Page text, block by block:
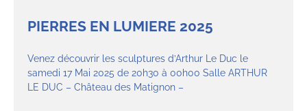
PIERRES EN LUMIERE 2025
Venez découvrir les sculptures d’Arthur Le Duc le
samedi 17 Mai 2025 de 20h30 à 00h00 Salle ARTHUR
LE DUC – Château des Matignon –